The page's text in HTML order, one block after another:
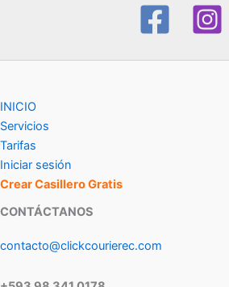
INICIO
Servicios
Tarifas
Iniciar sesión
Crear Casillero Gratis
CONTÁCTANOS
contacto@clickcourierec.com